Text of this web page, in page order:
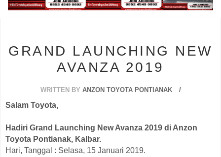
s
GRAND LAUNCHING NEW
AVANZA 2019
WRITTEN BY ANZON TOYOTA PONTIANAK
Salam Toyota,
Hadiri Grand Launching New Avanza 2019 di Anzon
Toyota Pontianak, Kalbar.
Hari, Tanggal : Selasa, 15 Januari 2019.